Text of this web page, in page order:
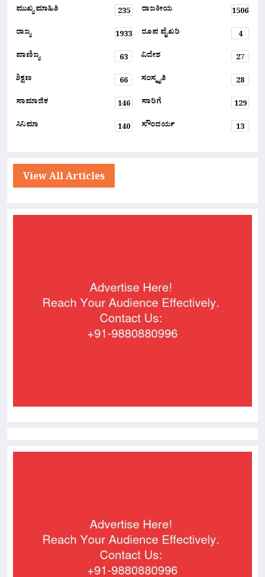
ಮುಖ್ಯ ಮಾಹಿತಿ
235 ರಾಜಕೀಯ
1506
ರಾಜ್ಯ
1933 ರೂಪ ವೈಖರಿ
4
ವಾಣಿಜ್ಯ
63 ವಿದೇಶ
27
ಶಿಕ್ಷಣ
66 ಸಂಸ್ಕೃತಿ
28
ಸಾಮಾಜಿಕ
146 ಸಾರಿಗೆ
129
ಸಿನಿಮಾ
140 ಸೌಂದರ್ಯ 13
View All Articles